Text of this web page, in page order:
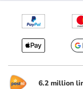
6.2 million